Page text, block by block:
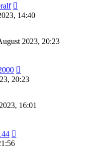
14:40
2023, 20:23
20:23
16:01